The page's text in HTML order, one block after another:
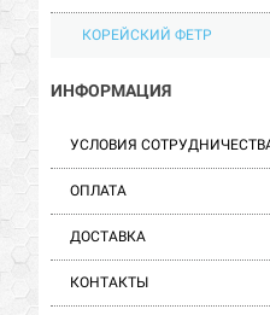
КОРЕЙСКИЙ ФЕТР
ИНФОРМАЦИЯ
УСЛОВИЯ
ОПЛАТА
ДОСТАВКА
КОНТАКТЫ